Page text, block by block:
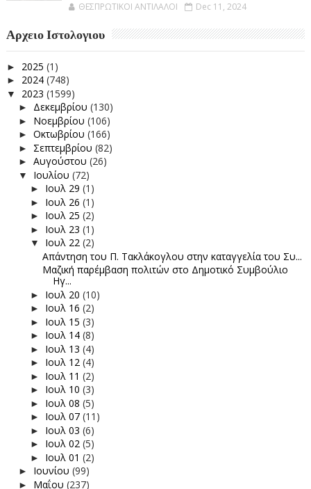
ΘΕΣΠΡΩΤΙΚΟΙ ΑΝΤΙΛΑΛΟΙ Dec 11, 2024
Αρχειο Ιστολογιου
► 2025 (1)
► 2024 (748)
▼ 2023 (1599)
► Δεκεμβρίου (130)
► Νοεμβρίου (106)
► Οκτωβρίου (166)
► Σεπτεμβρίου (82)
► Αυγούστου (26)
▼ Ιουλίου (72)
► Ιουλ 29 (1)
► Ιουλ 26 (1)
► Ιουλ 25 (2)
► Ιουλ 23 (1)
▼ Ιουλ 22 (2)
Απάντηση του Π. Τακλάκογλου στην καταγγελία του Συ...
Μαζική παρέμβαση πολιτών στο Δημοτικό Συμβούλιο
Ηγ...
► Ιουλ 20 (10)
► Ιουλ 16 (2)
► Ιουλ 15 (3)
► Ιουλ 14 (8)
► Ιουλ 13 (4)
► Ιουλ 12 (4)
► Ιουλ 11 (2)
► Ιουλ 10 (3)
► Ιουλ 08 (5)
► Ιουλ 07 (11)
► Ιουλ 03 (6)
► Ιουλ 02 (5)
► Ιουλ 01 (2)
► Ιουνίου (99)
► Μαΐου (237)